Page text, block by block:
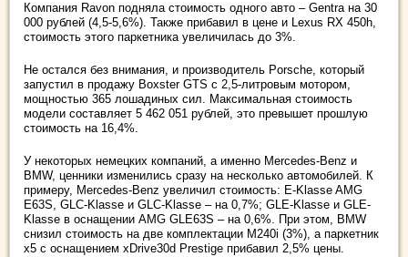
Компания Ravon подняла стоимость одного авто – Gentra на 30
000 рублей (4,5-5,6%). Также прибавил в цене и Lexus RX 450h,
стоимость этого паркетника увеличилась до 3%.
Не остался без внимания, и производитель Porsche, который
запустил в продажу Boxster GTS с 2,5-литровым мотором,
мощностью 365 лошадиных сил. Максимальная стоимость
модели составляет 5 462 051 рублей, это превышет прошлую
стоимость на 16,4%.
У некоторых немецких компаний, а именно Mercedes-Benz и
BMW, ценники изменились сразу на несколько автомобилей. К
примеру, Mercedes-Benz увеличил стоимость: E-Klasse AMG
E63S, GLC-Klasse и GLC-Klasse – на 0,7%; GLE-Klasse и GLE-
Klasse в оснащении AMG GLE63S – на 0,6%. При этом, BMW
снизил стоимость на две комплектации M240i (3%), а паркетник
х5 с оснащением xDrive30d Prestige прибавил 2,5% цены.